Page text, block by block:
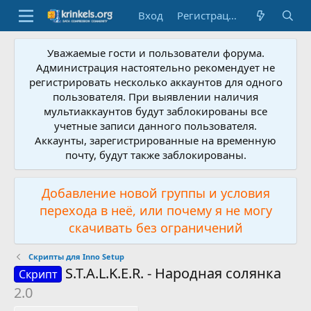
Вход Регистрация
Уважаемые гости и пользователи форума.
Администрация настоятельно рекомендует не
регистрировать несколько аккаунтов для одного
пользователя. При выявлении наличия
мультиаккаунтов будут заблокированы все
учетные записи данного пользователя.
Аккаунты, зарегистрированные на временную
почту, будут также заблокированы.
Добавление новой группы и условия
перехода в неё, или почему я не могу
скачивать без ограничений
Скрипты для Inno Setup
Скрипт S.T.A.L.K.E.R. - Народная солянка
2.0